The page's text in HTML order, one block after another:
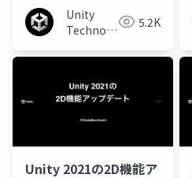
Unity
Technologies 5.2K
Unity 2021の2D機能ア